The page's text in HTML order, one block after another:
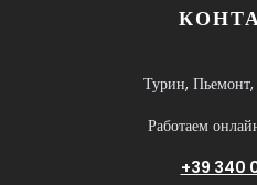
Турин,
Работаем
+39 340